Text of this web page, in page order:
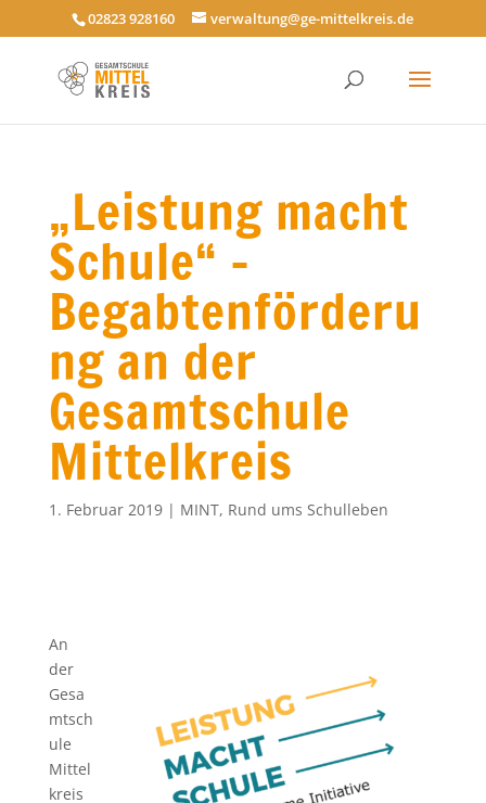
02823 928160 verwaltung@ge-mittelkreis.de
„Leistung macht
Schule“ –
Begabtenförderu
ng an der
Gesamtschule
Mittelkreis
1. Februar 2019| MINT, Rund ums Schulleben
An
der
Gesa
mtsch
ule
Mittel
kreis